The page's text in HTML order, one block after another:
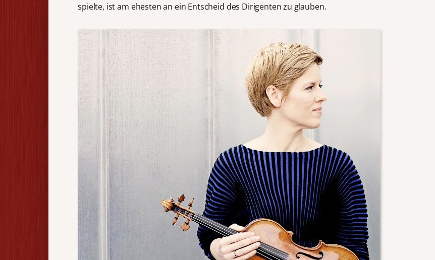
spielte, ist am ehesten an ein Entscheid des Dirigenten zu glauben.